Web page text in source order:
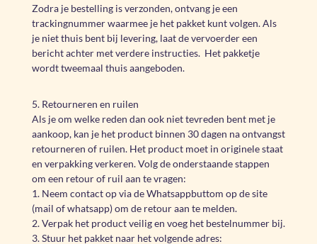
Zodra je bestelling is verzonden, ontvang je een
trackingnummer waarmee je het pakket kunt volgen. Als
je niet thuis bent bij levering, laat de vervoerder een
bericht achter met verdere instructies. Het pakketje
wordt tweemaal thuis aangeboden.
5. Retourneren en ruilen
Als je om welke reden dan ook niet tevreden bent met je
aankoop, kan je het product binnen 30 dagen na ontvangst
retourneren of ruilen. Het product moet in originele staat
en verpakking verkeren. Volg de onderstaande stappen
om een retour of ruil aan te vragen:
1. Neem contact op via de Whatsappbuttom op de site
(mail of whatsapp) om de retour aan te melden.
2. Verpak het product veilig en voeg het bestelnummer bij.
3. Stuur het pakket naar het volgende adres: